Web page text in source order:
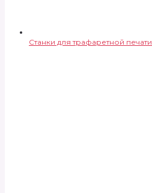
Станки для трафаретной печати